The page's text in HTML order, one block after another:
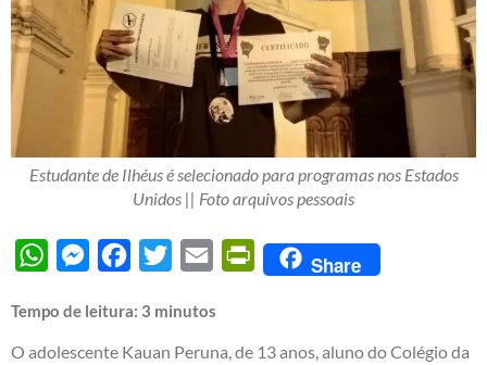
Estudante de Ilhéus é selecionado para programas nos Estados
Unidos || Foto arquivos pessoais
WhatsAppMessengerFacebook
Twitter Email PrintFriendly
Share
Tempo de leitura: 3 minutos
O adolescente Kauan Peruna, de 13 anos, aluno do Colégio da